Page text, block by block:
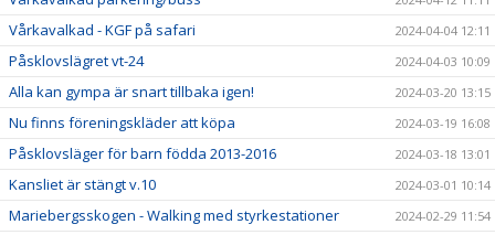
Vårkavalkad - KGF på safari 2024-04-04 12:11
Påsklovslägret vt-24 2024-04-03 10:09
Alla kan gympa är snart tillbaka igen! 2024-03-20 13:15
Nu finns föreningskläder att köpa 2024-03-19 16:08
Påsklovsläger för barn födda 2013-2016 2024-03-18 13:01
Kansliet är stängt v.10 2024-03-01 10:14
Mariebergsskogen - Walking med styrkestationer 2024-02-29 11:54